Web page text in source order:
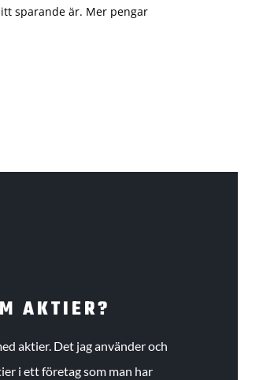
sparande är. Mer pengar
AKTIER?
aktier. Det jag använder och
i ett företag som man har